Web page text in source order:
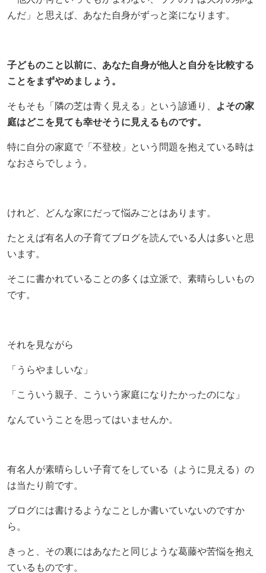
んだ」と思えば、あなた自身がずっと楽になります。
子どものこと以前に、あなた自身が他人と自分を比較する
ことをまずやめましょう。
そもそも「隣の芝は青く見える」という諺通り、
よその家
庭はどこを見ても幸せそうに見えるものです。
特に自分の家庭で「不登校」という問題を抱えている時は
なおさらでしょう。
けれど、どんな家にだって悩みごとはあります。
たとえば有名人の子育てブログを読んでいる人は多いと思
います。
そこに書かれていることの多くは立派で、素晴らしいもの
です。
それを見ながら
「うらやましいな」
「こういう親子、こういう家庭になりたかったのにな」
なんていうことを思ってはいませんか。
有名人が素晴らしい子育てをしている（ように見える）の
は当たり前です。
ブログには書けるようなことしか書いていないのですか
ら。
きっと、その裏にはあなたと同じような葛藤や苦悩を抱え
ているものです。